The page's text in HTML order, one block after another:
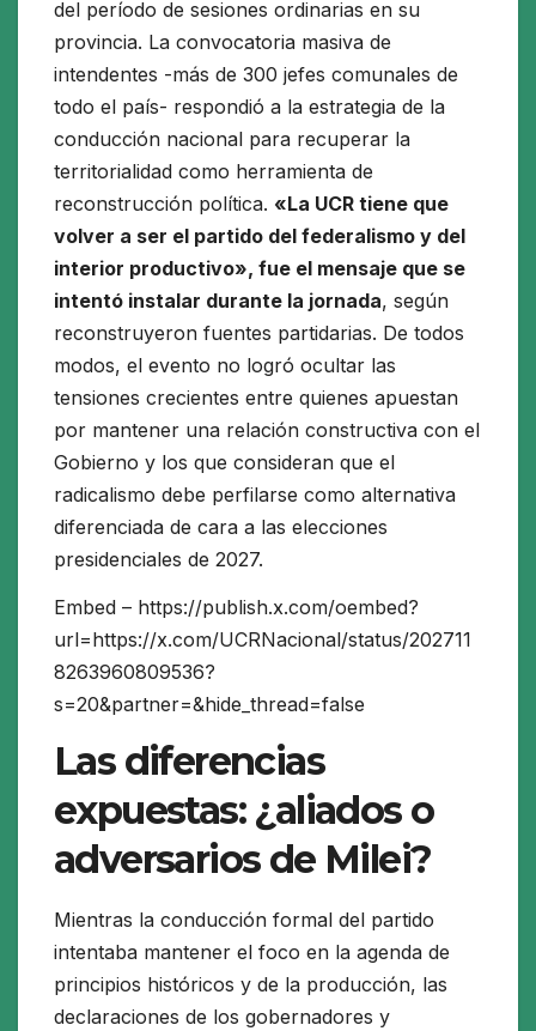
del período de sesiones ordinarias en su
provincia. La convocatoria masiva de
intendentes -más de 300 jefes comunales de
todo el país- respondió a la estrategia de la
conducción nacional para recuperar la
territorialidad como herramienta de
reconstrucción política. «La UCR tiene que
volver a ser el partido del federalismo y del
interior productivo», fue el mensaje que se
intentó instalar durante la jornada, según
reconstruyeron fuentes partidarias. De todos
modos, el evento no logró ocultar las
tensiones crecientes entre quienes apuestan
por mantener una relación constructiva con el
Gobierno y los que consideran que el
radicalismo debe perfilarse como alternativa
diferenciada de cara a las elecciones
presidenciales de 2027.
Embed – https://publish.x.com/oembed?
url=https://x.com/UCRNacional/status/202711
8263960809536?
s=20&partner=&hide_thread=false
Las diferencias
expuestas: ¿aliados o
adversarios de Milei?
Mientras la conducción formal del partido
intentaba mantener el foco en la agenda de
principios históricos y de la producción, las
declaraciones de los gobernadores y